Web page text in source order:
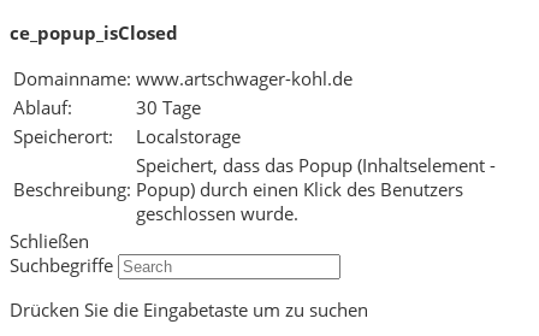
ce_popup_isClosed
Domainname: www.artschwager-kohl.de
Ablauf:
30 Tage
Speicherort:
Localstorage
Beschreibung:
Speichert, dass das Popup (Inhaltselement -
Popup) durch einen Klick des Benutzers
geschlossen wurde.
Schließen
Suchbegriffe
Drücken Sie die Eingabetaste um zu suchen